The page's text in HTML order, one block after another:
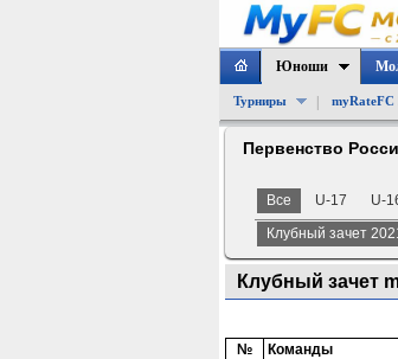
Юноши
Турниры myRateFC
Первенство
Все
U-17 U-
Клубный зачет
Клубный зачет
№ Команды